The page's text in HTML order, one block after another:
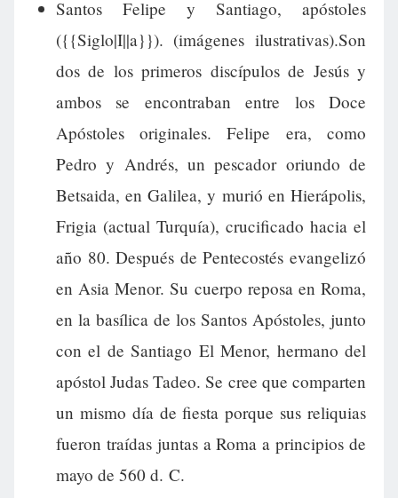
Santos Felipe y Santiago, apóstoles
({{Siglo|I||a}}). (imágenes ilustrativas).Son
dos de los primeros discípulos de Jesús y
ambos se encontraban entre los Doce
Apóstoles originales. Felipe era, como
Pedro y Andrés, un pescador oriundo de
Betsaida, en Galilea, y murió en Hierápolis,
Frigia (actual Turquía), crucificado hacia el
año 80. Después de Pentecostés evangelizó
en Asia Menor. Su cuerpo reposa en Roma,
en la basílica de los Santos Apóstoles, junto
con el de Santiago El Menor, hermano del
apóstol Judas Tadeo. Se cree que comparten
un mismo día de fiesta porque sus reliquias
fueron traídas juntas a Roma a principios de
mayo de 560 d. C.